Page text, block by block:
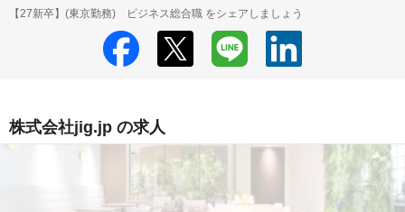
【27新卒】(東京勤務) ビジネス総合職 をシェアしましょう
株式会社jig.jp の求人